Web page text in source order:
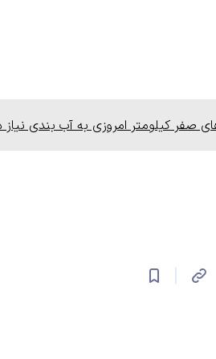
صفر کیلومتر امروزی به آب بندی نیاز